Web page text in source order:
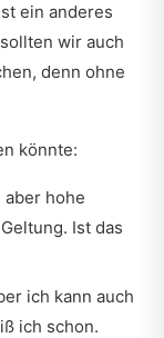
ein anderes
wir auch
denn ohne
könnte:
aber hohe
Ist das
ich kann auch
ich schon.